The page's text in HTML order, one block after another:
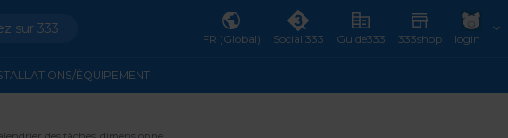
sur 333
FR (Global) Social 333 Guide333 333shop login
ÉQUIPEMENT